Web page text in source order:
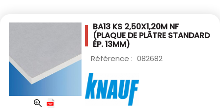
BA13 KS 2,50X1,20M NF
(PLAQUE DE PLÂTRE STANDARD
ÉP. 13MM)
Référence : 082682